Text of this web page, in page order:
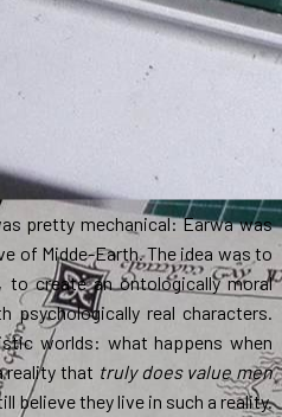
pretty mechanical: Earwa was
of Midde-Earth. The idea was to
to create an ontologically moral
real characters.
worlds: what happens when
reality that truly does value men
believe they live in such a reality.